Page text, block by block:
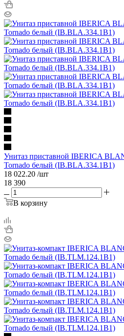
Унитаз приставной IBERICA
Tornado белый (IB.BLA.334.1B1)
18 022.20 /шт
18 390
В корзину